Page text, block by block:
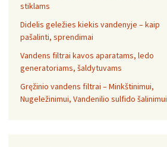
stiklams
Didelis geležies kiekis vandenyje – kaip
pašalinti, sprendimai
Vandens filtrai kavos aparatams, ledo
generatoriams, šaldytuvams
Gręžinio vandens filtrai – Minkštinimui,
Nugeležinimui, Vandenilio sulfido šalinimui